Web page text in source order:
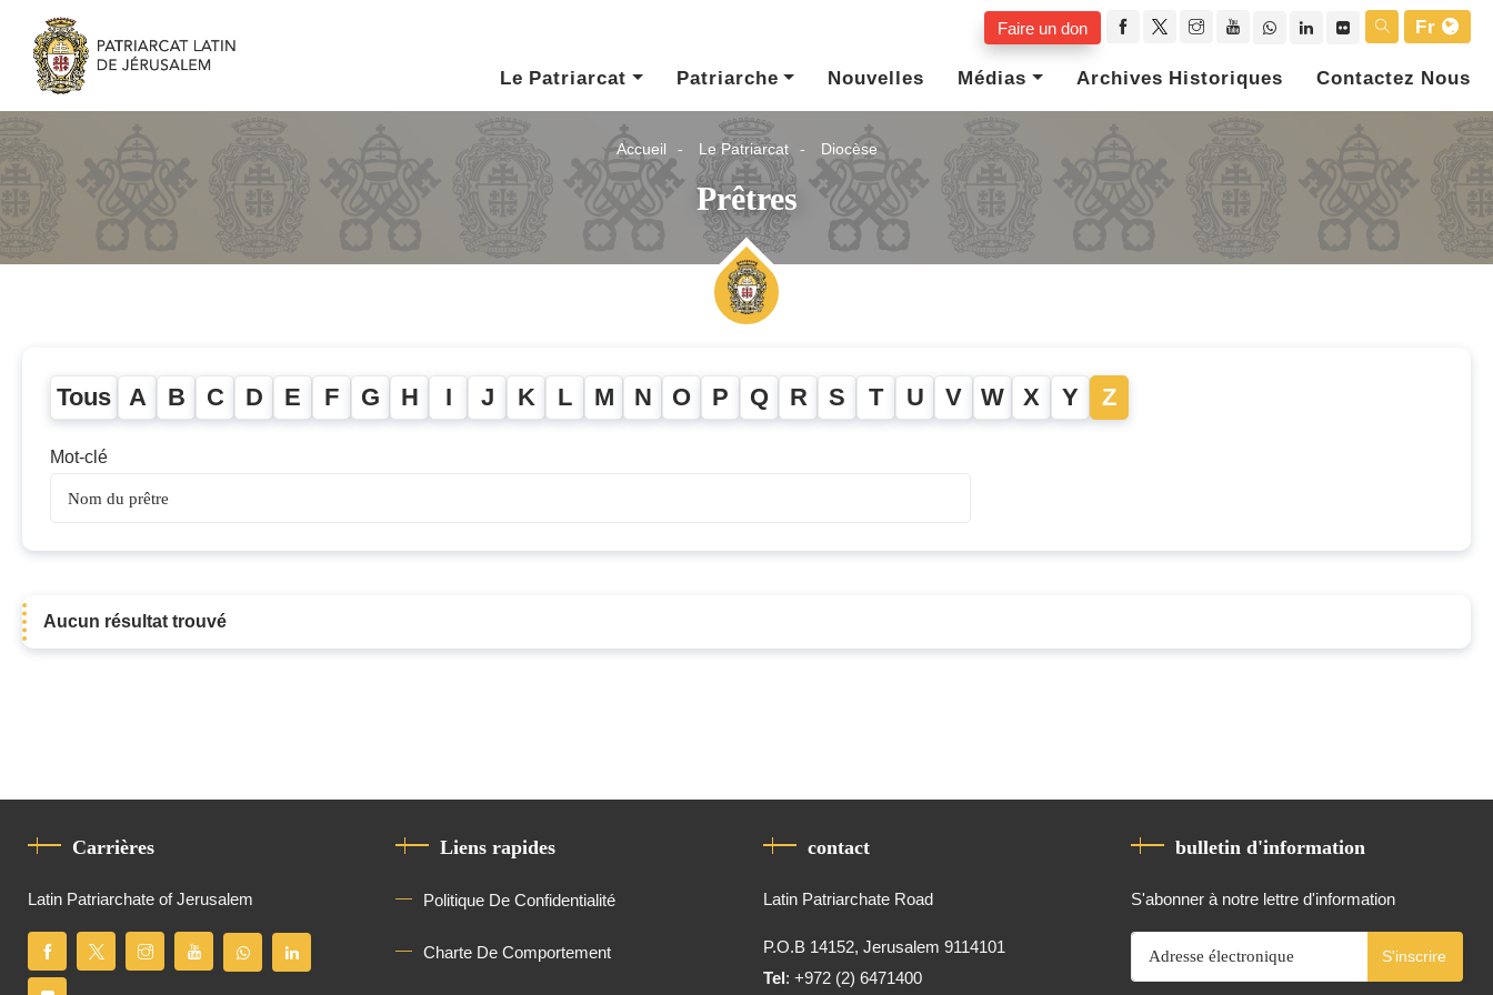
Faire un don
Fr
Le Patriarcat
Patriarche Nouvelles Médias Archives Historiques Contactez Nous
Accueil Le Patriarcat Diocèse
Prêtres
Tous A B C D E F G H I J K L M N O P Q R S T U V W X Y Z
Mot-clé
Prêtres
Aucun résultat trouvé
Carrières
Latin Patriarchate of Jerusalem
Liens rapides
Politique De Confidentialité
Charte De Comportement
contact
Latin Patriarchate Road
P.O.B 14152, Jerusalem 9114101
Tel: +972 (2) 6471400
bulletin d'information
S'abonner à notre lettre d'information
S'inscrire